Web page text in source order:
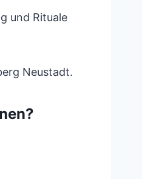
und Rituale
Neustadt.